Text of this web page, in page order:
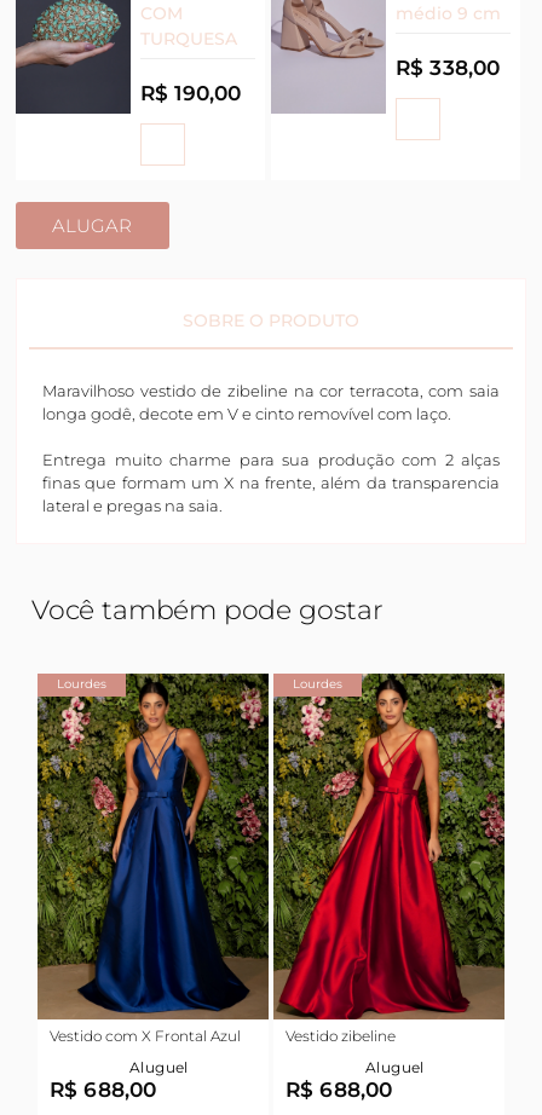
COM
TURQUESA
R$ 190,00
médio 9 cm
R$ 338,00
ALUGAR
SOBRE O PRODUTO
Maravilhoso vestido de zibeline na cor terracota, com saia
longa godê, decote em V e cinto removível com laço.
Entrega muito charme para sua produção com 2 alças
finas que formam um X na frente, além da transparencia
lateral e pregas na saia.
Você também pode gostar
Lourdes
Vestido com X Frontal Azul
Aluguel
R$ 688,00
Lourdes
Vestido zibeline
Aluguel
R$ 688,00